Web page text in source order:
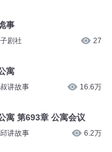
事
剧社 27
寓
讲故事 16.6万
寓 第693章 公寓会议
讲故事 6.2万